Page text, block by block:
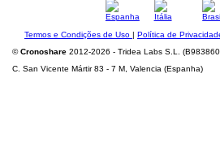
Termos e Condições de Uso | Política de
©Cronoshare 2012-2026 - Tridea Labs S.L.
C. San Vicente Mártir 83 - 7 M, Valencia (Espanha)